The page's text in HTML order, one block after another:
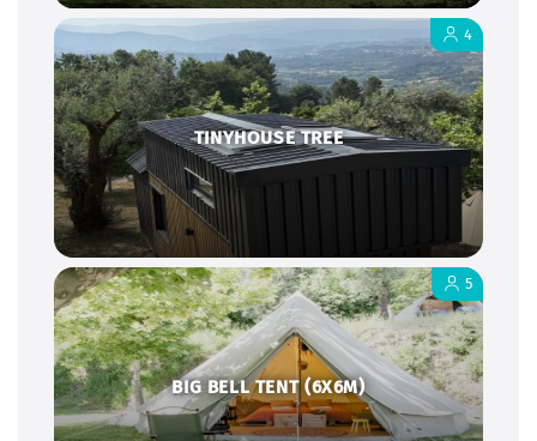
TINYHOUSE TREE
4
BIG BELL TENT (6X6M)
5